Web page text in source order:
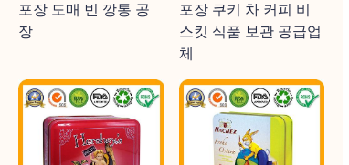
포장 도매 빈 깡통 공
장
포장 쿠키 차 커피 비
스킷 식품 보관 공급업
체